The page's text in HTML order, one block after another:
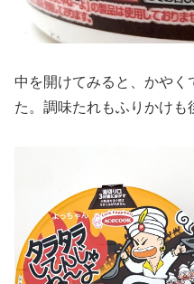
中を開けてみると、かや
た。調味たれもふりかけも